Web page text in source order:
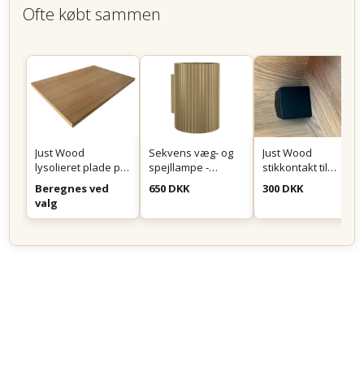
Ofte købt sammen
Just Wood
lysolieret plade på
mål
Beregnes ved
valg
Sekvens væg- og
spejllampe -
Messing
650 DKK
Just Wood
stikkontakt til
montering i skuffe
eller skab - Sort
300 DKK